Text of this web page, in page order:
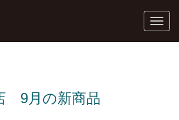
9月の新商品